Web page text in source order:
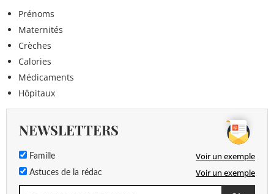
Prénoms
Maternités
Crèches
Calories
Médicaments
Hôpitaux
NEWSLETTERS
Famille Voir un exemple
Astuces de la rédac Voir un exemple